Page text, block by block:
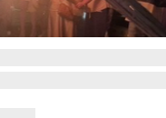
江西铅山：千灯点亮